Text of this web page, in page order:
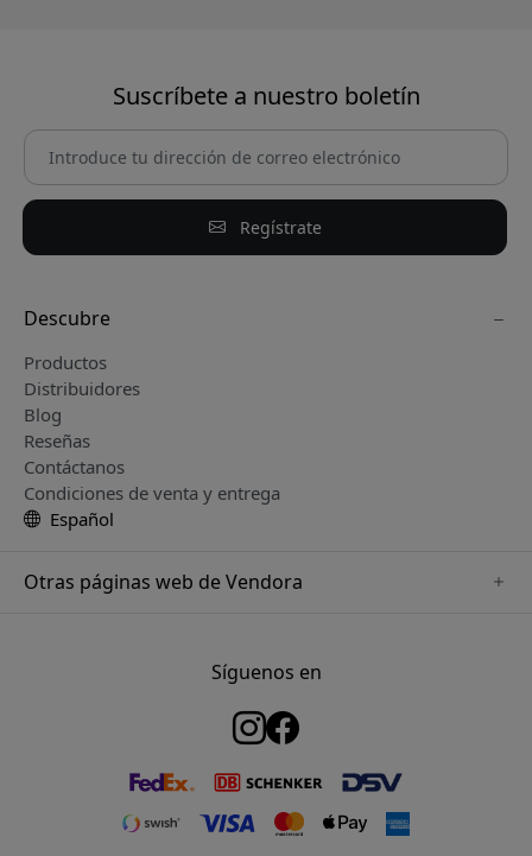
Suscríbete a nuestro boletín
Regístrate
Descubre
Productos
Distribuidores
Blog
Reseñas
Contáctanos
Condiciones de venta y entrega
Español
Otras páginas web de Vendora
www.pipetto.se
Síguenos en